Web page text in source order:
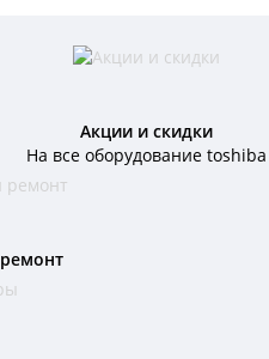
Акции и скидки
На все оборудование toshiba